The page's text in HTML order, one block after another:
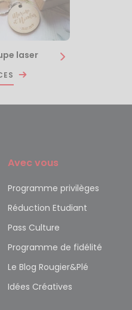
laser
Avec vous
Programme privilèges
Réduction Etudiant
Pass Culture
Programme de fidélité
Le Blog Rougier&Plé
Idées Créatives